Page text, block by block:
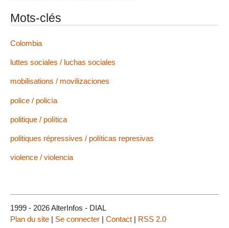
Mots-clés
Colombia
luttes sociales / luchas sociales
mobilisations / movilizaciones
police / policía
politique / política
politiques répressives / políticas represivas
violence / violencia
1999 - 2026 AlterInfos - DIAL
Plan du site | Se connecter | Contact | RSS 2.0